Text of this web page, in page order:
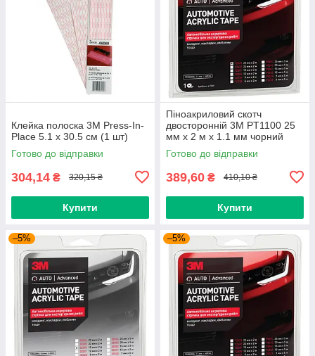
Клейка полоска 3M Press-In-
Place 5.1 х 30.5 см (1 шт)
Готово до відправки
304,14 ₴ 320,15 ₴
Купити
Піноакриловий скотч
двосторонній 3M PT1100 25
мм x 2 м х 1.1 мм чорний
Готово до відправки
389,60 ₴ 410,10 ₴
Купити
–5% –5%